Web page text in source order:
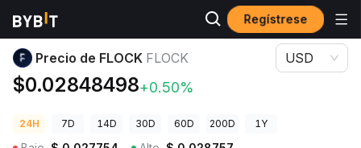
Regístrese
Precios de Criptomonedas Precio de FLOCK FLOCK
Precio de FLOCK FLOCK
$0.02848498+0.50%
USD
24H 7D 14D 30D 60D 200D 1Y